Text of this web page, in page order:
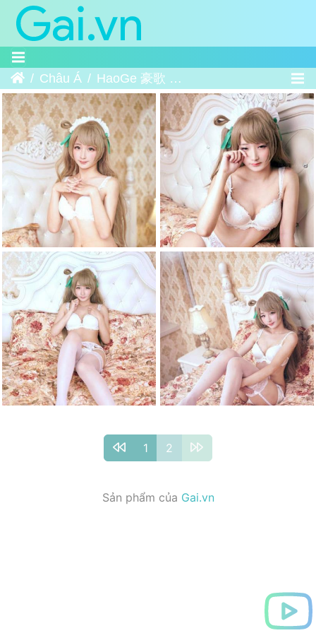
Trang chủ
Châu Á HaoGe 豪歌 ー Kotori Minami
1 2
Sản phẩm của Gai.vn